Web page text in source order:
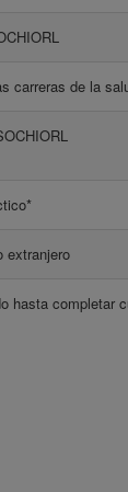
carreras de la
extranjero
hasta completar